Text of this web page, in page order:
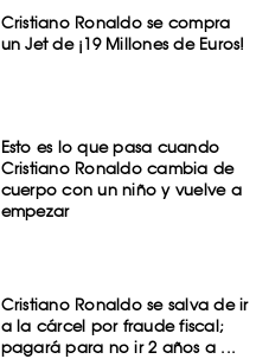
Cristiano Ronaldo se compra
un Jet de ¡19 Millones de Euros!
Esto es lo que pasa cuando
Cristiano Ronaldo cambia de
cuerpo con un niño y vuelve a
empezar
Cristiano Ronaldo se salva de ir
a la cárcel por fraude fiscal;
pagará para no ir 2 años a ...